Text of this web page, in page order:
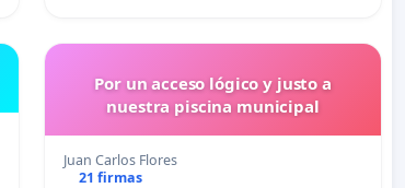
Por un acceso lógico y justo a
nuestra piscina municipal
Juan Carlos Flores
21 firmas